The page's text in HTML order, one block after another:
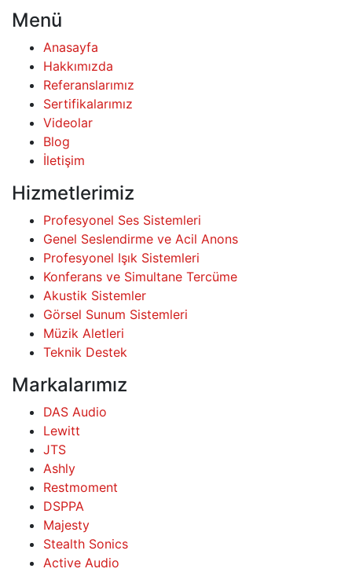
Menü
Anasayfa
Hakkımızda
Referanslarımız
Sertifikalarımız
Videolar
Blog
İletişim
Hizmetlerimiz
Profesyonel Ses Sistemleri
Genel Seslendirme ve Acil Anons
Profesyonel Işık Sistemleri
Konferans ve Simultane Tercüme
Akustik Sistemler
Görsel Sunum Sistemleri
Müzik Aletleri
Teknik Destek
Markalarımız
DAS Audio
Lewitt
JTS
Ashly
Restmoment
DSPPA
Majesty
Stealth Sonics
Active Audio